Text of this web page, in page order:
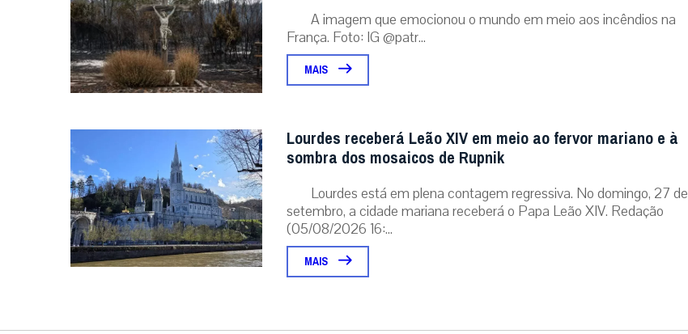
A imagem que emocionou o mundo em meio aos incêndios na
França. Foto: IG @patr...
MAIS
Lourdes receberá Leão XIV em meio ao fervor mariano e à
sombra dos mosaicos de Rupnik
Lourdes está em plena contagem regressiva. No domingo, 27 de
setembro, a cidade mariana receberá o Papa Leão XIV. Redação
(05/08/2026 16:...
MAIS